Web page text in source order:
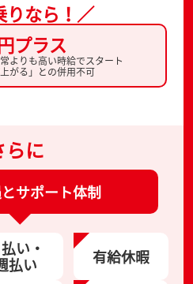
りなら！／
プラス
よりも高い時給でスタート
がる」との併用不可
らに
サポート体制
い・
払い 有給休暇